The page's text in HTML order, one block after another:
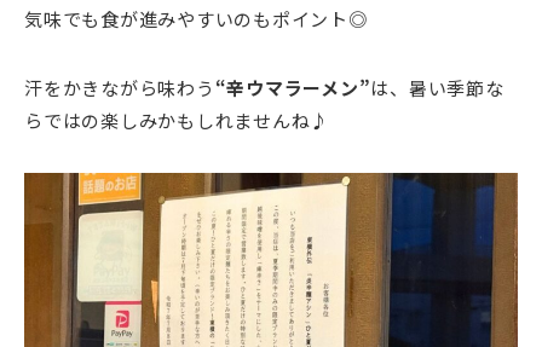
気味でも食が進みやすいのもポイント◎
汗をかきながら味わう “辛ウマラーメン”は、暑い季節な
らではの楽しみかもしれませんね♪